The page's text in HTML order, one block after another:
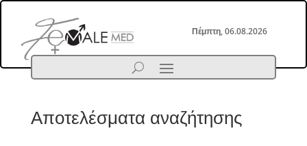
Πέμπτη, 06.08.2026
Αποτελέσματα αναζήτησης